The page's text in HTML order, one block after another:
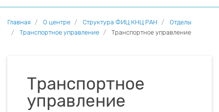
Главная О центре Структура ФИЦ КНЦ РАН
Отделы
Транспортное управление
Транспортное управление
Транспортное
управление